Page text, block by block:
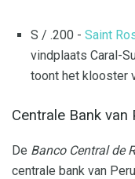
S / .200 - Saint
vindplaats Caral-
toont het klooster
Centrale Bank van
De Banco Central de
centrale bank van